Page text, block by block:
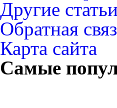
Другие статьи
Обратная
Карта сайта
Самые